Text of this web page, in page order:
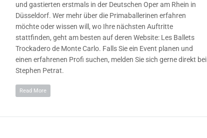
und gastierten erstmals in der Deutschen Oper am Rhein in
Düsseldorf. Wer mehr über die Primaballerinen erfahren
möchte oder wissen will, wo Ihre nächsten Auftritte
stattfinden, geht am besten auf deren Website: Les Ballets
Trockadero de Monte Carlo. Falls Sie ein Event planen und
einen erfahrenen Profi suchen, melden Sie sich gerne direkt bei
Stephen Petrat.
Read More